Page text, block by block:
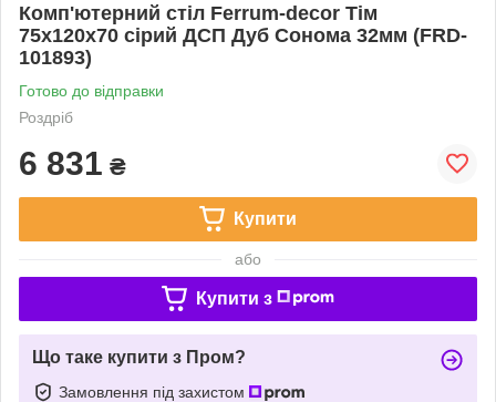
Комп'ютерний стіл Ferrum-decor Тім
75x120x70 сірий ДСП Дуб Сонома 32мм (FRD-
101893)
Готово до відправки
Роздріб
6 831 ₴
Купити
або
Купити з
Що таке купити з Пром?
Замовлення під захистом